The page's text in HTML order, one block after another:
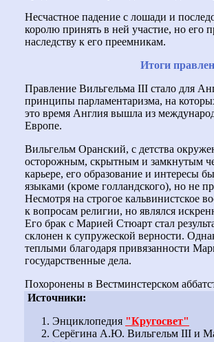
Несчастное падение с лошади и
королю принять в ней участие, но его
наследству к его преемникам.
Итоги
Правление Вильгельма III стало для
принципы парламентаризма, на
это время Англия вышла из
Европе.
Вильгельм Оранский, с детства
осторожным, скрытным и замкнутым
карьере, его образование и интересы
языками (кроме голландского), но не
Несмотря на строгое кальвинистское
к вопросам религии, но являлся
Его брак с Марией Стюарт стал
склонен к супружеской верности.
теплыми благодаря привязанности
государственные дела.
Похоронены в Вестминстерском
Источники:
Энциклопедия "Кругосвет"
Серёгина А.Ю. Вильгельм III и